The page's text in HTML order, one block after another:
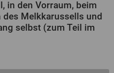
in den Vorraum, beim
des Melkkarussells und
selbst (zum Teil im